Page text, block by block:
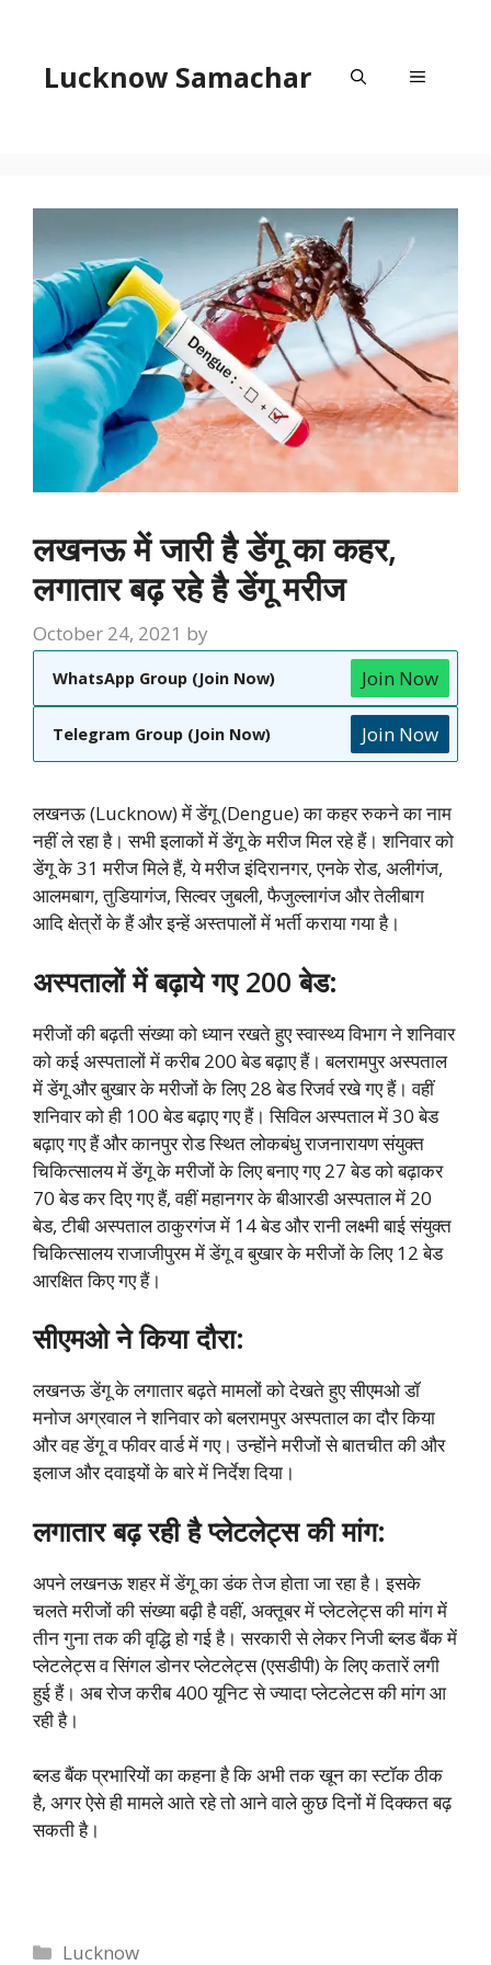
contentLucknow Samachar Menu
लखनऊ में जारी है डेंगू का कहर,
लगातार बढ़ रहे है डेंगू मरीज
October 24, 2021 by
WhatsApp Group (Join Now) Join Now
Telegram Group (Join Now) Join Now
लखनऊ (Lucknow) में डेंगू (Dengue) का कहर रुकने का नाम
नहीं ले रहा है। सभी इलाकों में डेंगू के मरीज मिल रहे हैं। शनिवार को
डेंगू के 31 मरीज मिले हैं, ये मरीज इंदिरानगर, एनके रोड, अलीगंज,
आलमबाग, तुडियागंज, सिल्वर जुबली, फैजुल्लागंज और तेलीबाग
आदि क्षेत्रों के हैं और इन्हें अस्तपालों में भर्ती कराया गया है।
अस्पतालों में बढ़ाये गए 200 बेड:
मरीजों की बढ़ती संख्या कोध्यान रखतेहुए स्वास्थ्य विभाग ने शनिवार
को कई अस्पतालों में करीब 200 बेड बढ़ाए हैं। बलरामपुर अस्पताल
में डेंगू और बुखार के मरीजों के लिए 28 बेड रिजर्व रखे गए हैं। वहीं
शनिवार को ही 100 बेड बढ़ाए गए हैं। सिविल अस्पताल में 30 बेड
बढ़ाए गए हैं और कानपुर रोड स्थित लोकबंधु राजनारायण संयुक्त
चिकित्सालय में डेंगू के मरीजों के लिए बनाए गए 27 बेड को बढ़ाकर
70 बेड कर दिए गए हैं, वहीं महानगर के बीआरडी अस्पताल में 20
बेड, टीबी अस्पताल ठाकुरगंज में 14 बेड और रानी लक्ष्मी बाई संयुक्त
चिकित्सालय राजाजीपुरम में डेंगू व बुखार के मरीजों के लिए 12 बेड
आरक्षित किए गए हैं।
सीएमओ ने किया दौरा:
लखनऊ डेंगू के लगातार बढ़ते मामलों को देखते हुए सीएमओ डॉ
मनोज अग्रवाल ने शनिवार को बलरामपुर अस्पताल का दौर किया
और वह डेंगू व फीवर वार्ड में गए। उन्होंने मरीजों से बातचीत की और
इलाज और दवाइयों के बारे में निर्देश दिया।
लगातार बढ़ रही है प्लेटलेट्स की मांग:
अपने लखनऊ शहर में डेंगू का डंक तेज होता जा रहा है। इसके
चलते मरीजों की संख्या बढ़ी है वहीं, अक्तूबर में प्लेटलेट्स की मांग में
तीन गुना तक की वृद्धि हो गई है। सरकारी से लेकर निजी ब्लड बैंक में
प्लेटलेट्स व सिंगल डोनर प्लेटलेट्स (एसडीपी) के लिए कतारें लगी
हुई हैं। अब रोज करीब 400 यूनिट से ज्यादा प्लेटलेटस की मांग आ
रही है।
ब्लड बैंक प्रभारियों का कहना है कि अभी तक खून का स्टॉक ठीक
है, अगर ऐसे ही मामले आते रहे तो आने वाले कुछ दिनों में दिक्कत बढ़
सकती है।
Categories
Lucknow